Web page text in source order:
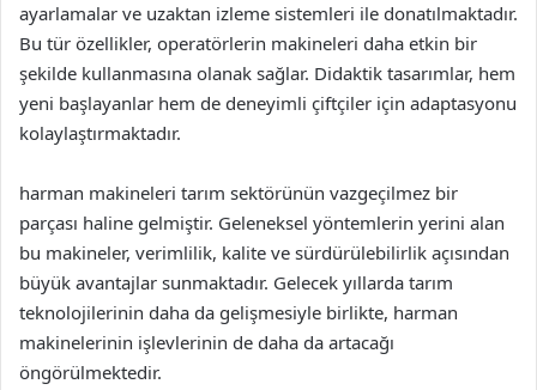
ayarlamalar ve uzaktan izleme sistemleri ile donatılmaktadır.
Bu tür özellikler, operatörlerin makineleri daha etkin bir
şekilde kullanmasına olanak sağlar. Didaktik tasarımlar, hem
yeni başlayanlar hem de deneyimli çiftçiler için adaptasyonu
kolaylaştırmaktadır.
harman makineleri tarım sektörünün vazgeçilmez bir
parçası haline gelmiştir. Geleneksel yöntemlerin yerini alan
bu makineler, verimlilik, kalite ve sürdürülebilirlik açısından
büyük avantajlar sunmaktadır. Gelecek yıllarda tarım
teknolojilerinin daha da gelişmesiyle birlikte, harman
makinelerinin işlevlerinin de daha da artacağı
öngörülmektedir.